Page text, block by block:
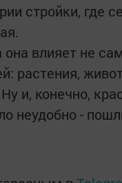
стройки, где
она влияет не
растения,
и, конечно,
неудобно -